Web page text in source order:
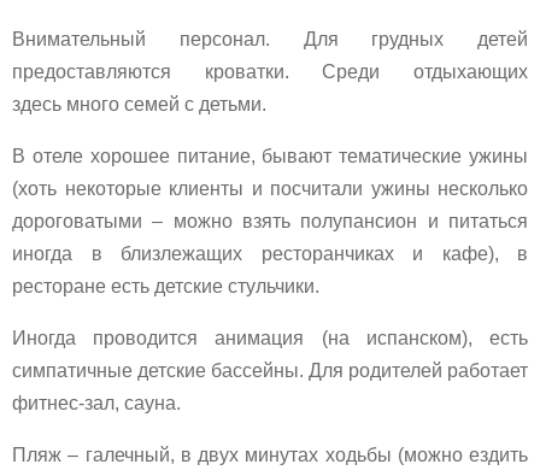
Внимательный персонал. Для грудных детей
предоставляются кроватки. Среди отдыхающих
здесь много семей с детьми.
В отеле хорошее питание, бывают тематические ужины
(хоть некоторые клиенты и посчитали ужины несколько
дороговатыми – можно взять полупансион и питаться
иногда в близлежащих ресторанчиках и кафе), в
ресторане есть детские стульчики.
Иногда проводится анимация (на испанском), есть
симпатичные детские бассейны. Для родителей работает
фитнес-зал, сауна.
Пляж – галечный, в двух минутах ходьбы (можно ездить